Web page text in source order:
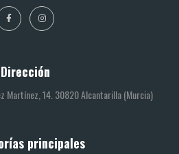
Dirección
Martínez, 14. 30820 Alcantarilla (Murcia)
principales